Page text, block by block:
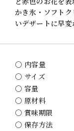
かき氷・ソフト
いデザートに早変
〇 内容量
〇 サイズ
〇 容量
〇 原材料
〇 賞味期限
〇 保存方法